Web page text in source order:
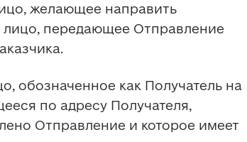
желающее направить
передающее Отправление
обозначенное как Получатель на
по адресу Получателя,
Отправление и которое имеет